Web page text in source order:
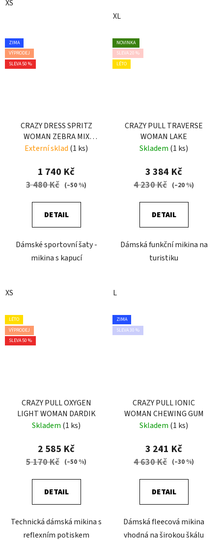
XS
XL
ZIMA
VÝPRODEJ
SLEVA 50 %
CRAZY DRESS SPRITZ
WOMAN ZEBRA MIX
COLOR
Externí sklad (1 ks)
1 740 Kč
3 480 Kč (–50 %)
DETAIL
Dámské sportovní šaty -
mikina s kapucí
XS
NOVINKA
SLEVA 20 %
LÉTO
CRAZY PULL TRAVERSE
WOMAN LAKE
Skladem (1 ks)
3 384 Kč
4 230 Kč (–20 %)
DETAIL
Dámská funkční mikina na
turistiku
L
LÉTO
VÝPRODEJ
SLEVA 50 %
CRAZY PULL OXYGEN
LIGHT WOMAN DARDIK
Skladem (1 ks)
2 585 Kč
5 170 Kč (–50 %)
DETAIL
Technická dámská mikina s
reflexním potiskem
ZIMA
SLEVA 30 %
CRAZY PULL IONIC
WOMAN CHEWING GUM
Skladem (1 ks)
3 241 Kč
4 630 Kč (–30 %)
DETAIL
Dámská fleecová mikina
vhodná na širokou škálu